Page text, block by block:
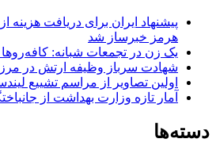
پیشنهاد ایران برای دریافت هزینه
هرمز خبرساز شد
یک زن در تجمعات شبانه:
شهادت سرباز وظیفه ارتش در مرز
اولین تصاویر از مراسم تشییع
آمار تازه وزارت بهداشت از
دسته‌ها